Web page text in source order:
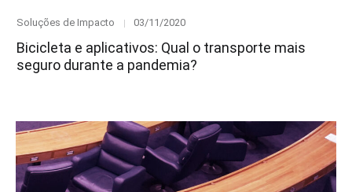
Category
Soluções de Impacto
Posted
03/11/2020
Bicicleta e aplicativos: Qual o transporte mais
seguro durante a pandemia?